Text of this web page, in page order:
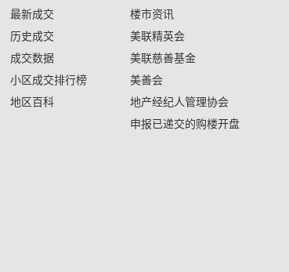
最新成交
历史成交
成交数据
小区成交排行榜
地区百科
楼市资讯
美联精英会
美联慈善基金
美善会
地产经纪人管理协会
申报已递交的购楼开盘